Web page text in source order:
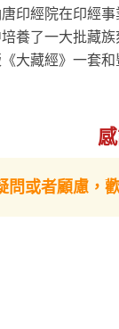
印經院在印經
養了一大批藏
大藏經》一套和
問或者顧慮，